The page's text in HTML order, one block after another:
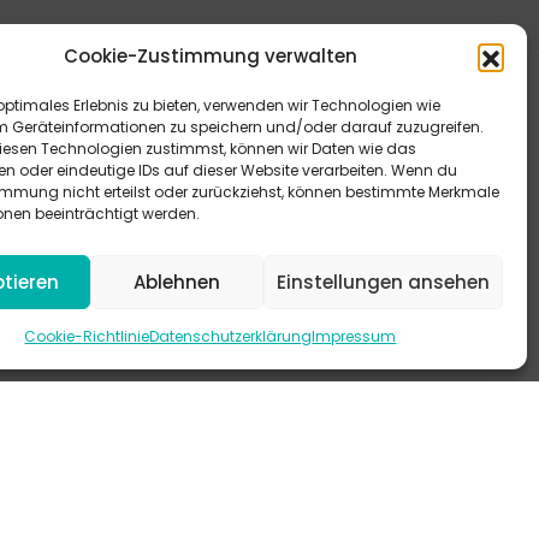
Cookie-Zustimmung verwalten
Erlebnis zu bieten, verwenden wir Technologien wie
Geräteinformationen zu speichern und/oder darauf zuzugreifen.
Technologien zustimmst, können wir Daten wie das
oder eindeutige IDs auf dieser Website verarbeiten. Wenn du
nicht erteilst oder zurückziehst, können bestimmte Merkmale
beeinträchtigt werden.
Ablehnen Einstellungen ansehen
Cookie-RichtlinieDatenschutzerklärungImpressum
Antworten bieten dir unsere FAQ.
mal auf Instagram vorbei.